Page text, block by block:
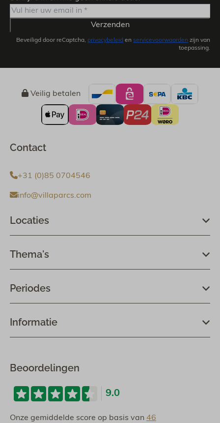
Verzenden
Beveiligd door reCaptcha, privacybeleid en servicevoorwaarden zijn van
toepassing.
Veilig betalen
Contact
+31 (0)85 0704546
info@villaparcs.com
Locaties
Thema's
Periodes
Informatie
Beoordelingen
9.0
Onze gemiddelde score op basis van 46